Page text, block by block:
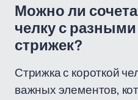
Можно ли
челку с
стрижек?
Стрижка с короткой
важных элементов,